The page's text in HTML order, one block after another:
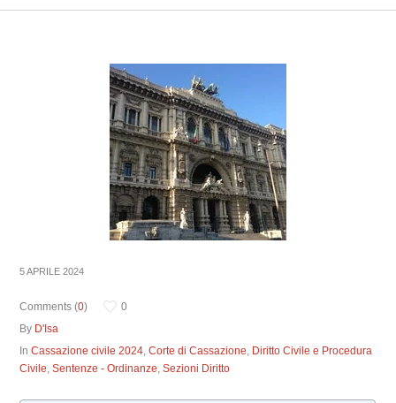
5 APRILE 2024
Comments (0)
0
By D'Isa
InCassazione civile 2024,Corte di Cassazione, Diritto Civile e Procedura
Civile,Sentenze - Ordinanze,Sezioni Diritto